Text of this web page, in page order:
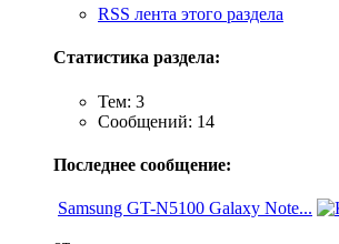
RSS лента этого раздела
Статистика раздела:
Тем: 3
Сообщений: 14
Последнее сообщение:
Samsung GT-N5100 Galaxy Note...